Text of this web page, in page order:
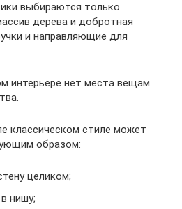
выбираются только
дерева и добротная
и направляющие для
интерьере нет места вещам
классическом стиле может
образом:
целиком;
нишу;